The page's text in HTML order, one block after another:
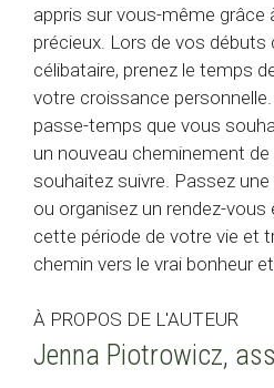
appris sur vous-même grâce
précieux. Lors de vos débuts
célibataire, prenez le temps
votre croissance
passe-temps que vous
un nouveau cheminement
souhaitez suivre. Passez
ou organisez un rendez-
cette période de votre vie et
chemin vers le vrai bonheur et
À PROPOS DE L'AUTEUR
Jenna Piotrowicz,